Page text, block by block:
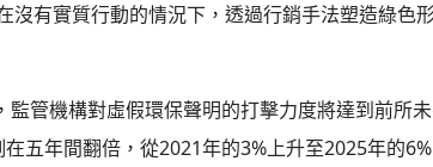
沒有實質行動的情況下，透過行銷手法塑造綠色
管機構對虛假環保聲明的打擊力度將達到前所
五年間翻倍，從2021年的3%上升至2025年的